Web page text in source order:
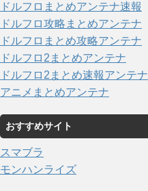
ドルフロまとめアンテナ速報
ドルフロ攻略まとめアンテナ
ドルフロまとめ攻略アンテナ
ドルフロ2まとめアンテナ
ドルフロ2まとめ速報アンテナ
アニメまとめアンテナ
おすすめサイト
スマブラ
モンハンライズ